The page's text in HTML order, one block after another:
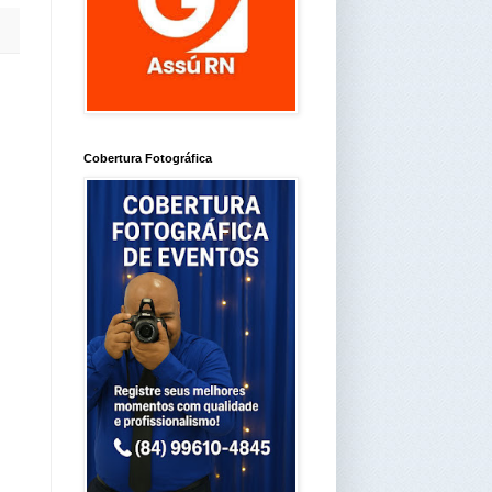
Cobertura Fotográfica